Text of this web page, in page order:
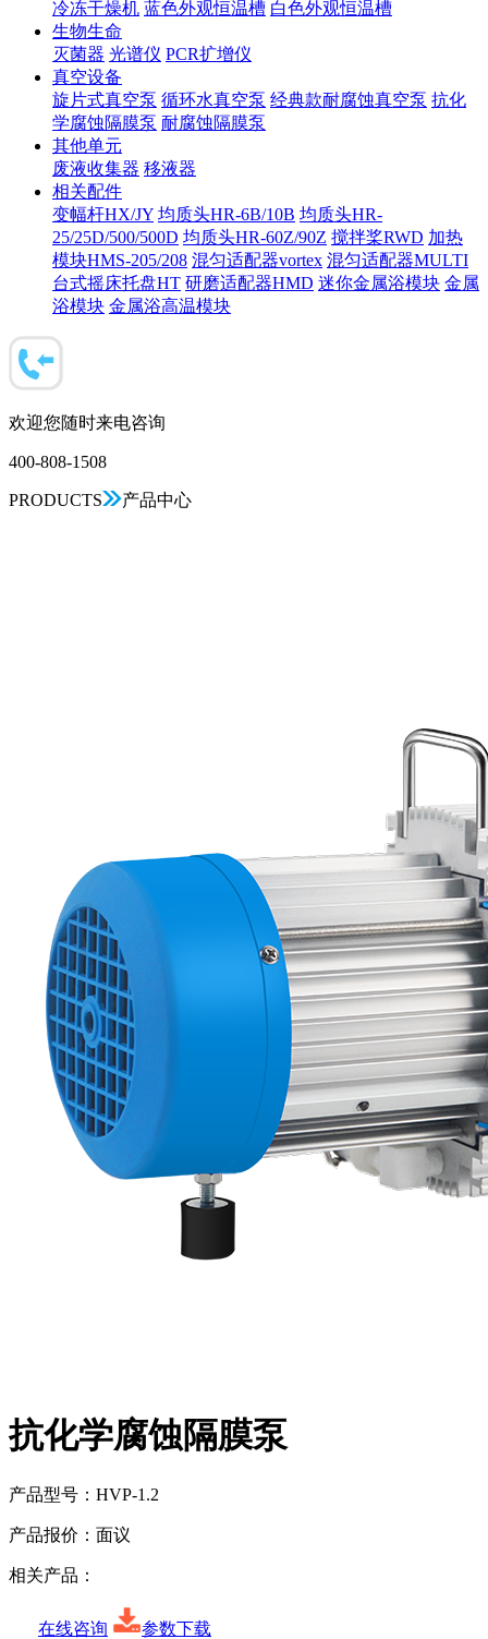
冷冻干燥机 蓝色外观恒温槽 白色外观恒温槽
生物生命
灭菌器 光谱仪 PCR扩增仪
真空设备
旋片式真空泵 循环水真空泵 经典款耐腐蚀真空泵 抗化
学腐蚀隔膜泵 耐腐蚀隔膜泵
其他单元
废液收集器 移液器
相关配件
变幅杆HX/JY 均质头HR-6B/10B 均质头HR-
25/25D/500/500D 均质头HR-60Z/90Z 搅拌桨RWD 加热
模块HMS-205/208 混匀适配器vortex 混匀适配器MULTI
台式摇床托盘HT 研磨适配器HMD 迷你金属浴模块 金属
浴模块 金属浴高温模块
欢迎您随时来电咨询
400-808-1508
PRODUCTS 产品中心
抗化学腐蚀隔膜泵
产品型号： HVP-1.2
产品报价： 面议
相关产品：
在线咨询 参数下载